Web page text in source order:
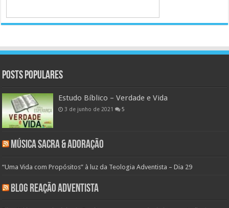
Posts populares
Estudo Bíblico – Verdade e Vida
3 de junho de 2021 5
Música Sacra & Adoração
“Uma Vida com Propósitos” à luz da Teologia Adventista – Dia 29
Blog Reação Adventista